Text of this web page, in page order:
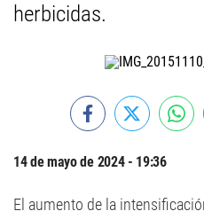
herbicidas.
14 de mayo de 2024 - 19:36
El aumento de la